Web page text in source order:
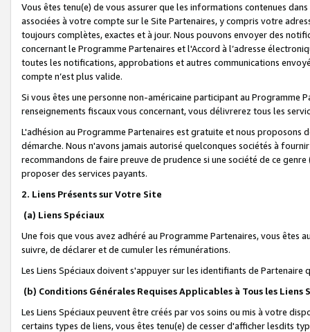
Vous êtes tenu(e) de vous assurer que les informations contenues
associées à votre compte sur le Site Partenaires, y compris votre
toujours complètes, exactes et à jour. Nous pouvons envoyer des
concernant le Programme Partenaires et l'Accord à l’adresse
toutes les notifications, approbations et autres communications
compte n’est plus valide.
Si vous êtes une personne non-américaine participant au
renseignements fiscaux vous concernant, vous délivrerez tous les
L'adhésion au Programme Partenaires est gratuite et nous proposons
démarche. Nous n'avons jamais autorisé quelconques sociétés à
recommandons de faire preuve de prudence si une société de ce
proposer des services payants.
2. Liens Présents sur Votre Site
(a) Liens Spéciaux
Une fois que vous avez adhéré au Programme Partenaires, vous êtes
suivre, de déclarer et de cumuler les rémunérations.
Les Liens Spéciaux doivent s'appuyer sur les identifiants de Partenaire
(b) Conditions Générales Requises Applicables à Tous les Liens
Les Liens Spéciaux peuvent être créés par vos soins ou mis à votre
certains types de liens, vous êtes tenu(e) de cesser d'afficher lesdits